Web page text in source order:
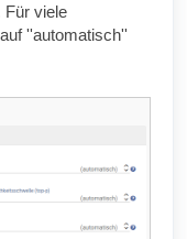
Für viele
''automatisch''